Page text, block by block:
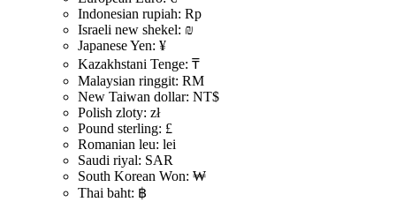
Indonesian rupiah: Rp
Israeli new shekel: ₪
Japanese Yen: ¥
Kazakhstani Tenge: ₸
Malaysian ringgit: RM
New Taiwan dollar: NT$
Polish zloty: zł
Pound sterling: £
Romanian leu: lei
Saudi riyal: SAR
South Korean Won: ₩
Thai baht: ฿